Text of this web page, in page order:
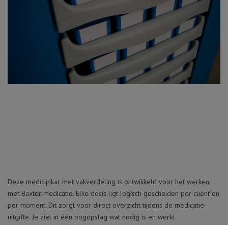
Deze medicijnkar met vakverdeling is ontwikkeld voor het werken
met Baxter medicatie. Elke dosis ligt logisch gescheiden per cliënt en
per moment. Dit zorgt voor direct overzicht tijdens de medicatie-
uitgifte. Je ziet in één oogopslag wat nodig is en werkt